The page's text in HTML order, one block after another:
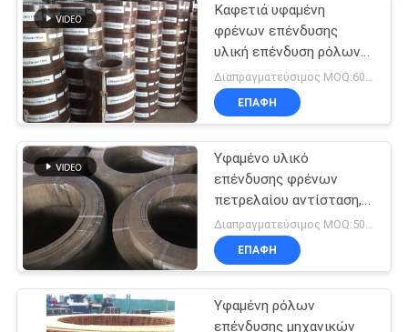
ΜΑΣ
ΕΛΆΤΕ
ΣΕ
ΕΠΑΦΉ
ΜΕ
ΖΗΤΉΣΤΕ
ΈΝΑ
ΑΠΌΣΠΑΣΜΑ
SITEMAP
Καφετιά υφαμένη
φρένων επένδυσης
υλική επένδυση ρόλων
φρένων βαρούλκων
υφαμένη γερανός
ΕΠΑΦΉ
Υφαμένο υλικό
επένδυσης φρένων
πετρελαίου αντίσταση,
υλικό επένδυσης
παπουτσιών φρένων
Διαπραγματεύσιμος MOQ:500 κλ
ΕΠΑΦΉ
Υφαμένη ρόλων
επένδυσης μηχανικών